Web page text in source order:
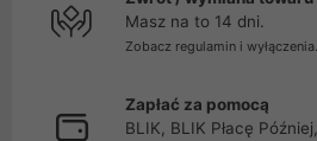
Masz na to 14 dni.
Zobacz regulamin i
Zapłać za pomocą
BLIK, BLIK Płacę